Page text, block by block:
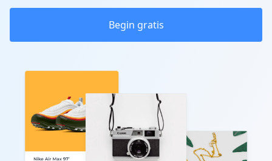
Begin gratis